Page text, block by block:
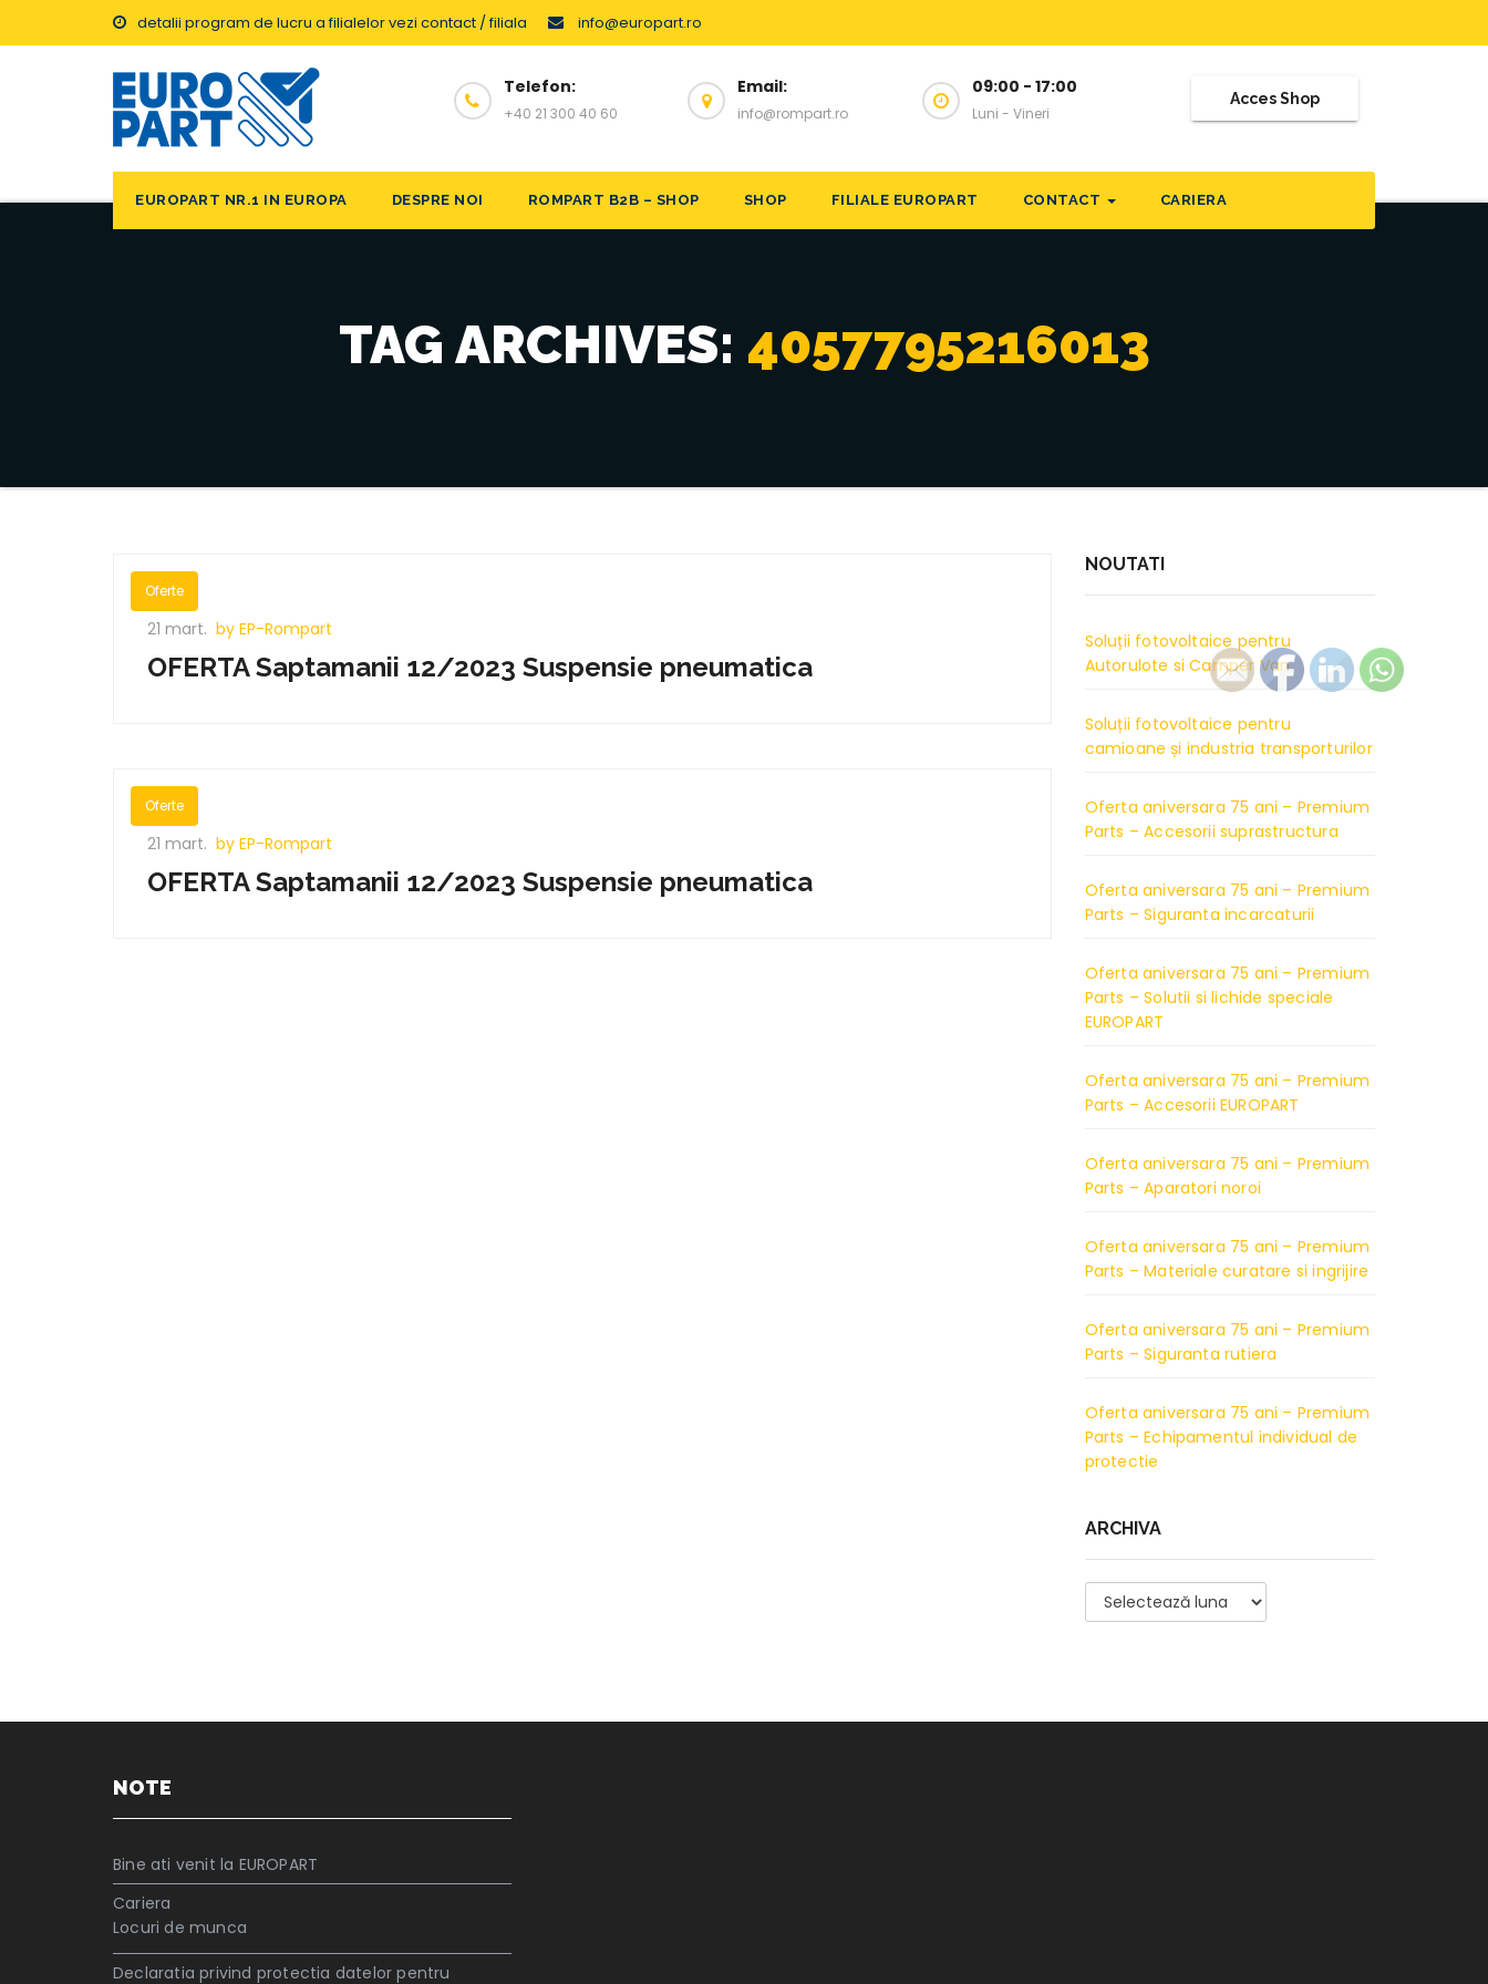
detalii program de lucru a filialelor vezi contact / filiala info@europart.ro
Telefon:
+40 21 300 40 60
Email:
info@rompart.ro
09:00 - 17:00
Luni - Vineri
Acces Shop
EUROPART NR.1 IN EUROPA DESPRE NOI ROMPART B2B – SHOP SHOP FILIALE EUROPART CONTACT CARIERA
TAG ARCHIVES: 4057795216013
Oferte
21 mart. by EP-Rompart
OFERTA Saptamanii 12/2023 Suspensie pneumatica
Oferte
21 mart. by EP-Rompart
OFERTA Saptamanii 12/2023 Suspensie pneumatica
NOUTATI
Soluții fotovoltaice pentru
Autorulote si Camper Van
Soluții fotovoltaice pentru
camioane și industria transporturilor
Oferta aniversara 75 ani – Premium
Parts – Accesorii suprastructura
Oferta aniversara 75 ani – Premium
Parts – Siguranta incarcaturii
Oferta aniversara 75 ani – Premium
Parts – Solutii si lichide speciale
EUROPART
Oferta aniversara 75 ani – Premium
Parts – Accesorii EUROPART
Oferta aniversara 75 ani – Premium
Parts – Aparatori noroi
Oferta aniversara 75 ani – Premium
Parts – Materiale curatare si ingrijire
Oferta aniversara 75 ani – Premium
Parts – Siguranta rutiera
Oferta aniversara 75 ani – Premium
Parts – Echipamentul individual de
protectie
ARCHIVA
Archiva
NOTE
Bine ati venit la EUROPART
Cariera
Locuri de munca
Declaratia privind protectia datelor pentru